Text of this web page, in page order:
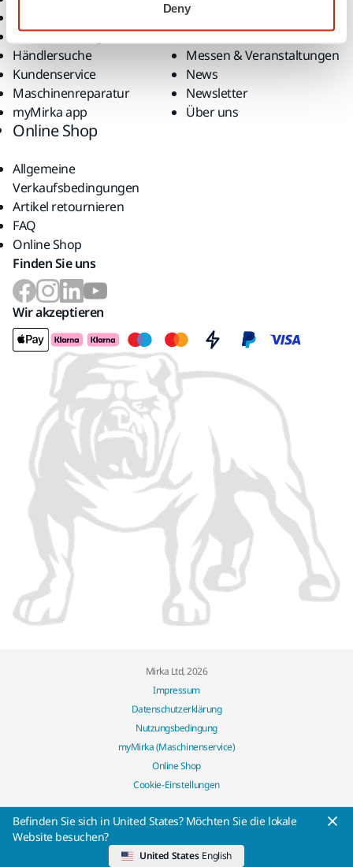
Deny
Gewährleistung
Händlersuche
Kundenservice
Maschinenreparatur
myMirka app
Karriere
Kontaktieren Sie uns
Messen & Veranstaltungen
News
Newsletter
Über uns
Online Shop
Allgemeine
Verkaufsbedingungen
Artikel retournieren
FAQ
Online Shop
Finden Sie uns
Wir akzeptieren
Mirka Ltd, 2026
Impressum
Datenschutzerklärung
Nutzungsbedingung
myMirka (Maschinenservice)
Online Shop
Cookie-Einstellungen
Befinden Sie sich in United States? Möchten Sie die lokale
Website besuchen?
United States English